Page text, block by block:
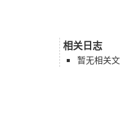
相关日志
暂无相关